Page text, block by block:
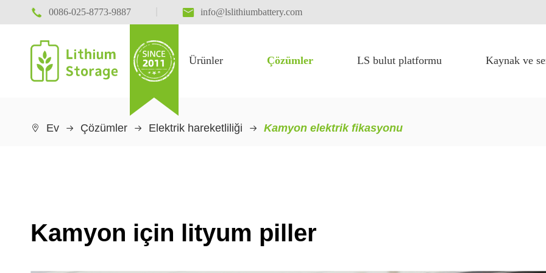
 0086-025-8773-9887  info@lslithiumbattery.com
Ürünler Çözümler LS bulut platformu Kaynak ve
 Ev Çözümler Elektrik hareketliliği Kamyon elektrik fikasyonu
Kamyon için lityum piller